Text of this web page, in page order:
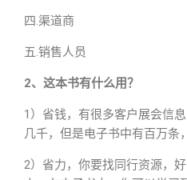
四.渠道商
五.销售人员
2、这本书有什么用？
1）省钱，有很多客户展会信
几千，但是电子书中有百万条
2）省力，你要找同行资源，